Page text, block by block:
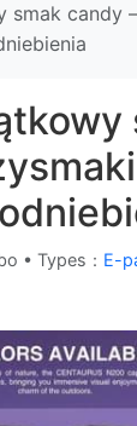
smak candy
• Types： E-